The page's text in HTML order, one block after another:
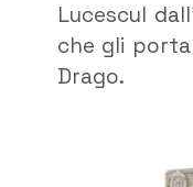
Lucescul
che gli
Drago.